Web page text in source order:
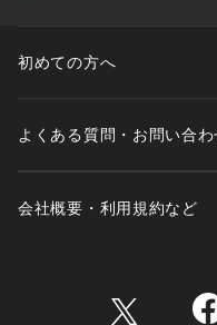
て、継続できる活動を「
と考えており、少しでも
※サンプルにて撮影、採寸
初めての方へ
よくある質問・お問い合わ
会社概要・利用規約など